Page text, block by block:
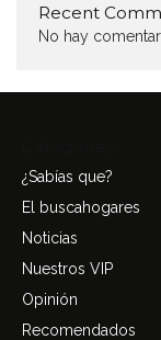
Recent
No hay
¿Sabías que?
El buscahogares
Noticias
Nuestros VIP
Opinión
Recomendados